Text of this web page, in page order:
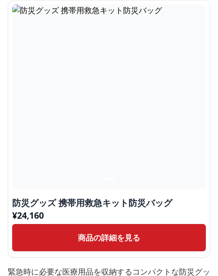
防災グッズ 携帯用救急キット防災バッグ
¥24,160
商品の詳細を見る
緊急時に必要な医療用品を収納するコンパクトな防災グッ